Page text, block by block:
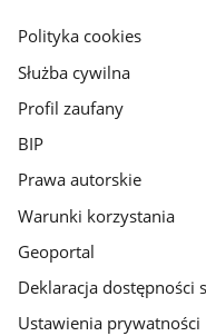
gov.pl
Polityka cookies
Służba cywilna
Profil zaufany
BIP
Prawa autorskie
Warunki korzystania
Geoportal
Deklaracja dostępności
Ustawienia prywatności